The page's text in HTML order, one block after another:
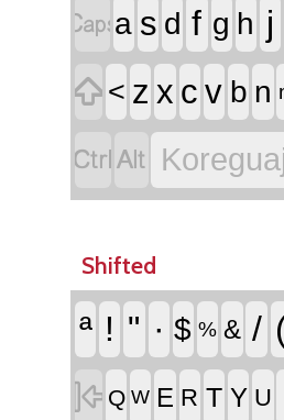
a s d f g h j
 < z x c v b n

Shifted
ª ! " · $ % & /
 Q W E R T Y U